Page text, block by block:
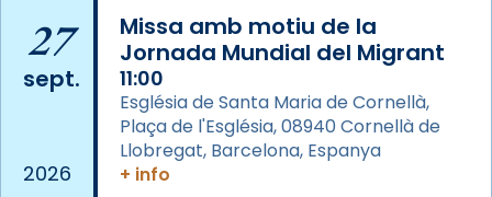
que les santes són filles de l’antiga Iluro.
Mataró en reivindicarà les relíq
...Ver más
View on Facebook · Share
27
sept.
2026
Missa amb motiu de la
Jornada Mundial del Migrant
11:00
Església de Santa Maria de Cornellà,
Plaça de l'Església, 08940 Cornellà de
Llobregat, Barcelona, Espanya
+ info